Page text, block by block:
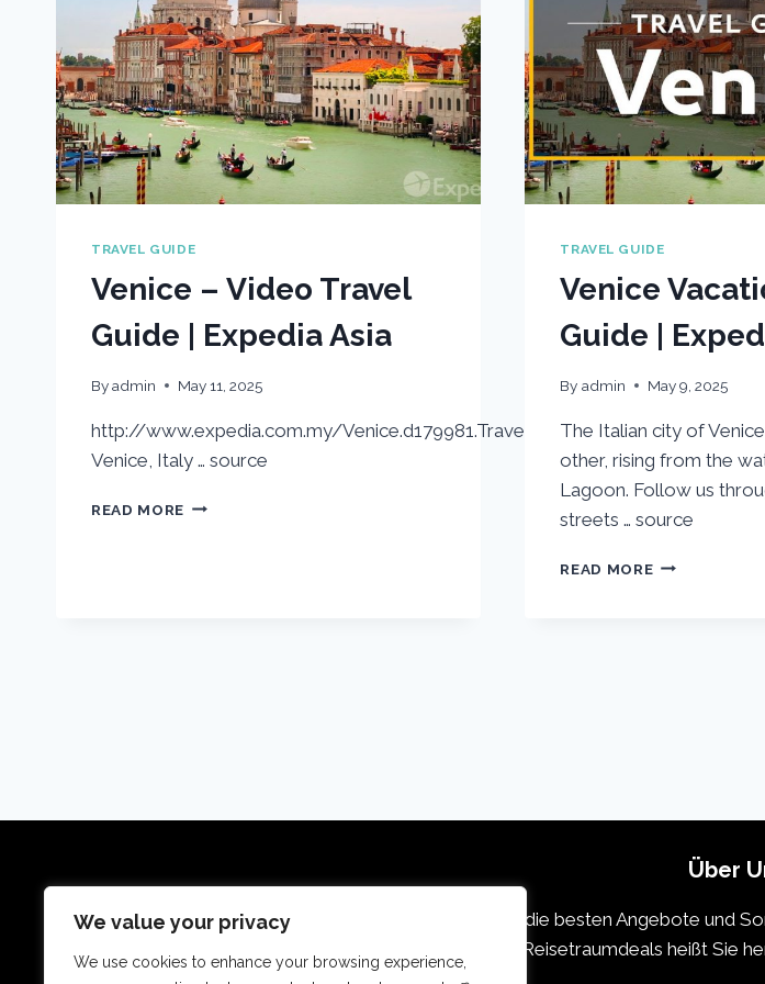
We value your privacy
We use cookies to enhance your browsing experience,
TRAVEL GUIDE
Venice – Video Travel
Guide | Expedia Asia
Byadmin May 11, 2025
http://www.expedia.com.my/Venice.d179981.Travel
Venice, Italy … source
READ MORE VENICE
TRAVEL GUIDE
Venice
Guide |
By admin May 9, 2025
The Italian city of
other, rising from the
Lagoon. Follow us
streets … source
READ MOREVENICE
Über
Reisetraumdeals ist eine Reise-Metasuchseite, die die besten Angebote und
Aktivitäten findet und vergleicht. Reisetraumdeals heißt Sie